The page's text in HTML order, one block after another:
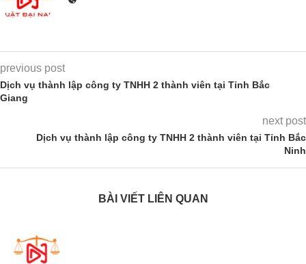
previous post
Dịch vụ thành lập công ty TNHH 2 thành viên tại Tỉnh Bắc
Giang
next post
Dịch vụ thành lập công ty TNHH 2 thành viên tại Tỉnh Bắc
Ninh
BÀI VIẾT LIÊN QUAN